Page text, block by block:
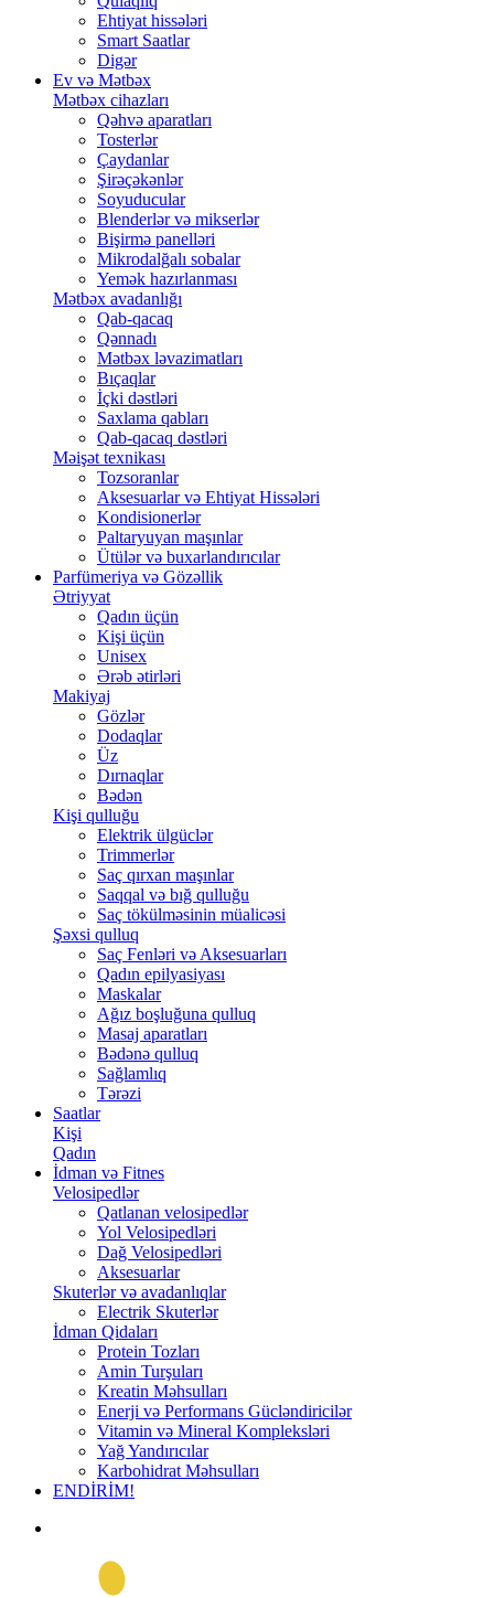
Ehtiyat hissələri
Smart Saatlar
Digər
Ev və Mətbəx
Mətbəx cihazları
Qəhvə aparatları
Tosterlər
Çaydanlar
Şirəçəkənlər
Soyuducular
Blenderlər və mikserlər
Bişirmə panelləri
Mikrodalğalı sobalar
Yemək hazırlanması
Mətbəx avadanlığı
Qab-qacaq
Qənnadı
Mətbəx ləvazimatları
Bıçaqlar
İçki dəstləri
Saxlama qabları
Qab-qacaq dəstləri
Məişət texnikası
Tozsoranlar
Aksesuarlar və Ehtiyat Hissələri
Kondisionerlər
Paltaryuyan maşınlar
Ütülər və buxarlandırıcılar
Parfümeriya və Gözəllik
Ətriyyat
Qadın üçün
Kişi üçün
Unisex
Ərəb ətirləri
Makiyaj
Gözlər
Dodaqlar
Üz
Dırnaqlar
Bədən
Kişi qulluğu
Elektrik ülgüclər
Trimmerlər
Saç qırxan maşınlar
Saqqal və bığ qulluğu
Saç tökülməsinin müalicəsi
Şəxsi qulluq
Saç Fenləri və Aksesuarları
Qadın epilyasiyası
Maskalar
Ağız boşluğuna qulluq
Masaj aparatları
Bədənə qulluq
Sağlamlıq
Tərəzi
Saatlar
Kişi
Qadın
İdman və Fitnes
Velosipedlər
Qatlanan velosipedlər
Yol Velosipedləri
Dağ Velosipedləri
Aksesuarlar
Skuterlər və avadanlıqlar
Electrik Skuterlər
İdman Qidaları
Protein Tozları
Amin Turşuları
Kreatin Məhsulları
Enerji və Performans Gücləndiricilər
Vitamin və Mineral Kompleksləri
Yağ Yandırıcılar
Karbohidrat Məhsulları
ENDİRİM!